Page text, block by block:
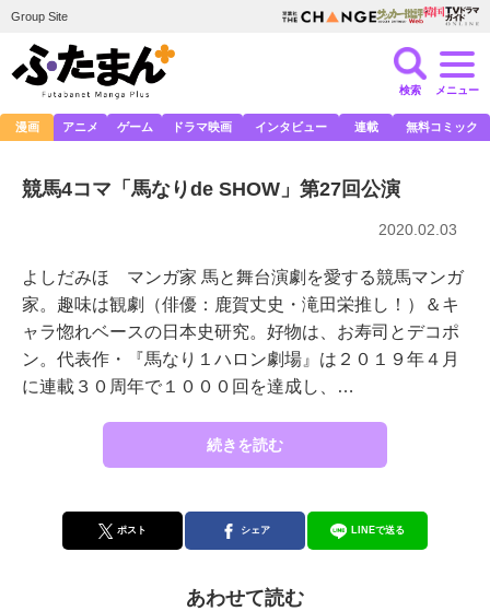
Group Site
検索 メニュー
漫画 アニメ ゲーム ドラマ映画 インタビュー 連載 無料コミック
競馬4コマ「馬なりde SHOW」第27回公演
2020.02.03
よしだみほ マンガ家 馬と舞台演劇を愛する競馬マンガ
家。趣味は観劇（俳優：鹿賀丈史・滝田栄推し！）＆キ
ャラ惚れベースの日本史研究。好物は、お寿司とデコポ
ン。代表作・『馬なり１ハロン劇場』は２０１９年４月
に連載３０周年で１０００回を達成し、…
続きを読む
ポスト シェア LINEで送る
あわせて読む